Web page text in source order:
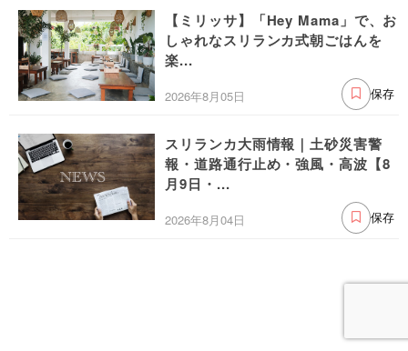
【ミリッサ】「Hey Mama」で、お
しゃれなスリランカ式朝ごはんを
楽...
2026年8月05日 保存
スリランカ大雨情報｜土砂災害警
報・道路通行止め・強風・高波【8
月9日・...
2026年8月04日 保存